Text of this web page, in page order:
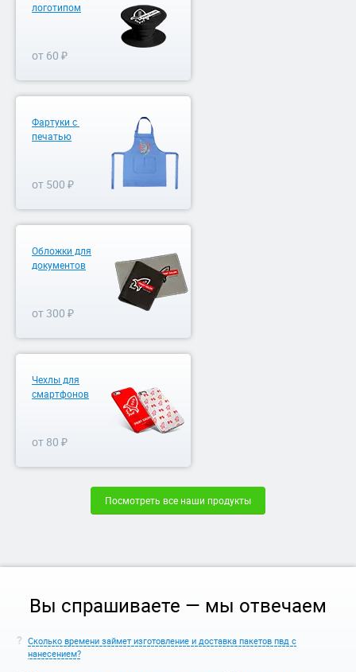
логотипом
от 60 ₽
Фартуки с
печатью
от 500 ₽
Обложки для
документов
от 300 ₽
Чехлы для
смартфонов
от 80 ₽
Посмотреть все наши продукты
Вы спрашиваете — мы отвечаем
Сколько времени займет изготовление и доставка пакетов пвд с
нанесением?